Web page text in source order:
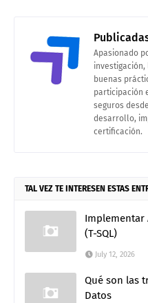
Apasionado
buenas
participación
seguros
desarrollo,
certificación.
TAL VEZ TE INTERESEN ESTAS
Implementar
(T-SQL)
July 12, 2026
Qué son las
Datos